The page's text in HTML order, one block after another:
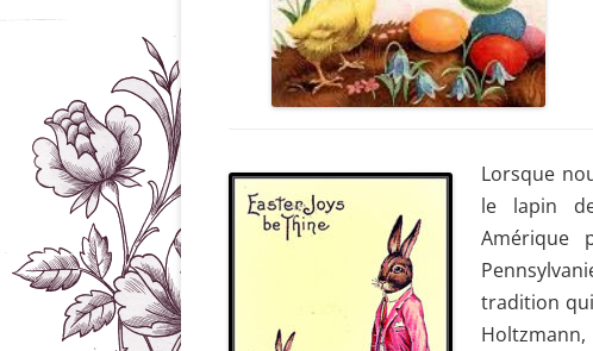
Lorsque
le lapin
Amérique
tradition